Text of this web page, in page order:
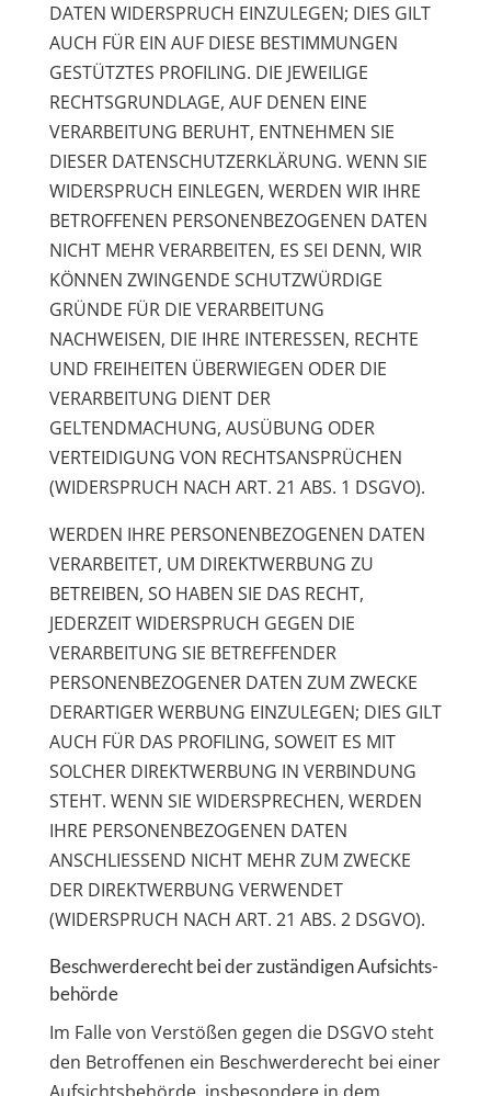
DATEN WIDERSPRUCH EINZULEGEN; DIES GILT
AUCH FÜR EIN AUF DIESE BESTIMMUNGEN
GESTÜTZTES PROFILING. DIE JEWEILIGE
RECHTSGRUNDLAGE, AUF DENEN EINE
VERARBEITUNG BERUHT, ENTNEHMEN SIE
DIESER DATENSCHUTZERKLÄRUNG. WENN SIE
WIDERSPRUCH EINLEGEN, WERDEN WIR IHRE
BETROFFENEN PERSONENBEZOGENEN DATEN
NICHT MEHR VERARBEITEN, ES SEI DENN, WIR
KÖNNEN ZWINGENDE SCHUTZWÜRDIGE
GRÜNDE FÜR DIE VERARBEITUNG
NACHWEISEN, DIE IHRE INTERESSEN, RECHTE
UND FREIHEITEN ÜBERWIEGEN ODER DIE
VERARBEITUNG DIENT DER
GELTENDMACHUNG, AUSÜBUNG ODER
VERTEIDIGUNG VON RECHTSANSPRÜCHEN
(WIDERSPRUCH NACH ART. 21 ABS. 1 DSGVO).
WERDEN IHRE PERSONENBEZOGENEN DATEN
VERARBEITET, UM DIREKTWERBUNG ZU
BETREIBEN, SO HABEN SIE DAS RECHT,
JEDERZEIT WIDERSPRUCH GEGEN DIE
VERARBEITUNG SIE BETREFFENDER
PERSONENBEZOGENER DATEN ZUM ZWECKE
DERARTIGER WERBUNG EINZULEGEN; DIES GILT
AUCH FÜR DAS PROFILING, SOWEIT ES MIT
SOLCHER DIREKTWERBUNG IN VERBINDUNG
STEHT. WENN SIE WIDERSPRECHEN, WERDEN
IHRE PERSONENBEZOGENEN DATEN
ANSCHLIESSEND NICHT MEHR ZUM ZWECKE
DER DIREKTWERBUNG VERWENDET
(WIDERSPRUCH NACH ART. 21 ABS. 2 DSGVO).
Beschwerde­recht bei der zuständigen Aufsichts­
behörde
Im Falle von Verstößen gegen die DSGVO steht
den Betroffenen ein Beschwerderecht bei einer